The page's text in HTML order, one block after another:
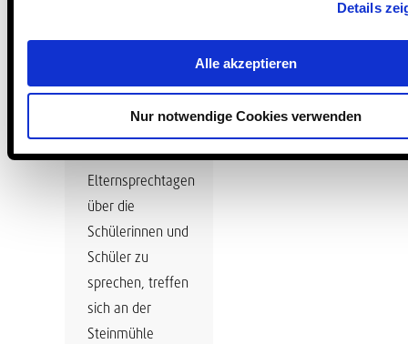
Details
Alle akzeptieren
Nur notwendige Cookies verwenden
reden:
Lehrer-
Sprechtage
Statt an
Elternsprechtagen
über die
Schülerinnen und
Schüler zu
sprechen, treffen
sich an der
Steinmühle